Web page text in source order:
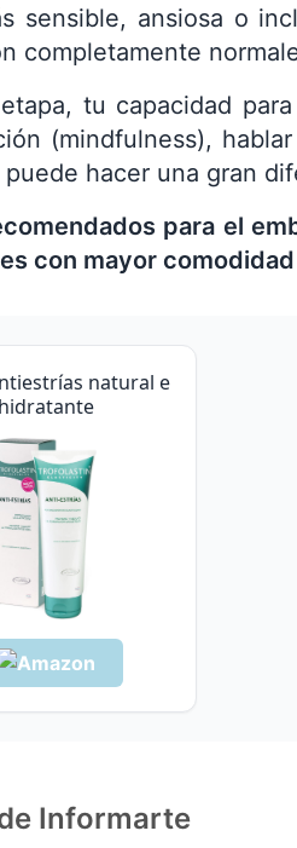
sensible, ansiosa o
completamente
tu capacidad
(mindfulness),
hacer una gran
para el
con mayor
natural e
hidratante
Informarte